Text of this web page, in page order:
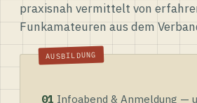
praxisnah vermittelt von
Funkamateuren aus dem
01 Infoabend & Anmeldung —